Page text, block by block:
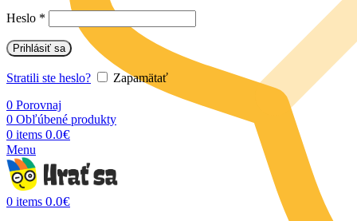
Heslo *
Prihlásiť sa
Stratili ste heslo?
Zapamätať
0 Porovnaj
0 Obľúbené produkty
0 items 0.0€
Menu
0 items 0.0€